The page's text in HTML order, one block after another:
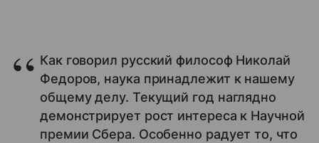
Как говорил русский философ Николай
Федоров, наука принадлежит к нашему
общему делу. Текущий год наглядно
демонстрирует рост интереса к Научной
премии Сбера. Особенно радует то, что